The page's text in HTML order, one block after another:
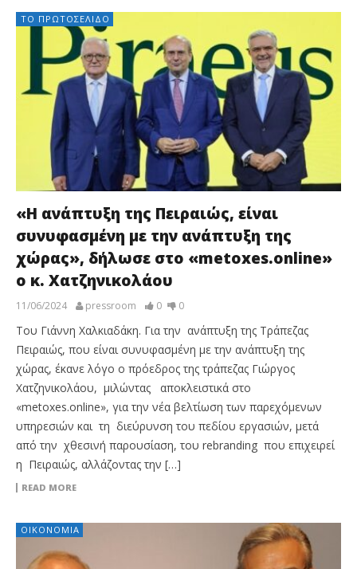
ΤΟ ΠΡΩΤΟΣΈΛΙΔΟ
«Η ανάπτυξη της Πειραιώς, είναι
συνυφασμένη με την ανάπτυξη της
χώρας», δήλωσε στο «metoxes.online»
ο κ. Χατζηνικολάου
11/06/2024 pressroom 0 0
Του Γιάννη Χαλκιαδάκη. Για την ανάπτυξη της Τράπεζας
Πειραιώς, που είναι συνυφασμένη με την ανάπτυξη της
χώρας, έκανε λόγο ο πρόεδρος της τράπεζας Γιώργος
Χατζηνικολάου, μιλώντας αποκλειστικά στο
«metoxes.online», για την νέα βελτίωση των παρεχόμενων
υπηρεσιών και τη διεύρυνση του πεδίου εργασιών, μετά
από την χθεσινή παρουσίαση, του rebranding που επιχειρεί
η Πειραιώς, αλλάζοντας την […]
READ MORE
ΟΙΚΟΝΟΜΊΑ